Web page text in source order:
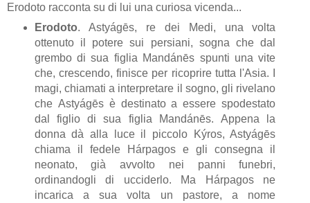
Erodoto racconta su di lui una curiosa vicenda...
Erodoto. Astyágēs, re dei Medi, una volta
ottenuto il potere sui persiani, sogna che dal
grembo di sua figlia Mandánēs spunti una vite
che, crescendo, finisce per ricoprire tutta l'Asia. I
magi, chiamati a interpretare il sogno, gli rivelano
che Astyágēs è destinato a essere spodestato
dal figlio di sua figlia Mandánēs. Appena la
donna dà alla luce il piccolo Kýros, Astyágēs
chiama il fedele Hárpagos e gli consegna il
neonato, già avvolto nei panni funebri,
ordinandogli di ucciderlo. Ma Hárpagos ne
incarica a sua volta un pastore, a nome